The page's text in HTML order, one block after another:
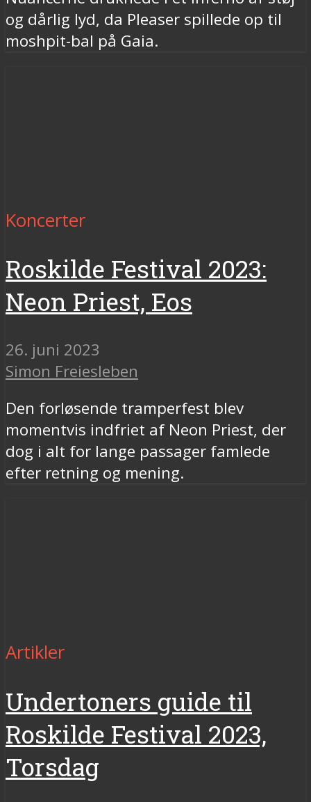
og dårlig lyd, da Pleaser spillede op til
moshpit-bal på Gaia.
Koncerter
Roskilde Festival 2023:
Neon Priest, Eos
26. juni 2023
Simon Freiesleben
Den forløsende tramperfest blev
momentvis indfriet af Neon Priest, der
dog i alt for lange passager famlede
efter retning og mening.
Artikler
Undertoners guide til
Roskilde Festival 2023,
Torsdag